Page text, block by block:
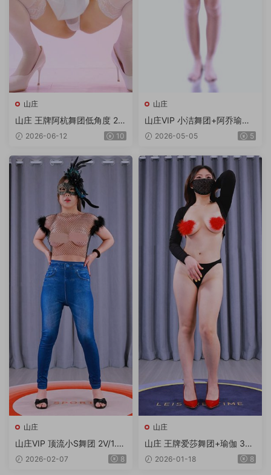
山庄
山庄 王牌阿杭舞团低角度 2V/
1.92G2026-06-12 10
山庄
山庄VIP 小洁舞团+阿乔瑜伽
合集 6V/6.99G/4K
2026-05-05 5
山庄
山庄VIP 顶流小S舞团 2V/1.7
3G/4K
2026-02-07 8
山庄
山庄 王牌爱莎舞团+瑜伽 3V
2.44G2026-01-18 8